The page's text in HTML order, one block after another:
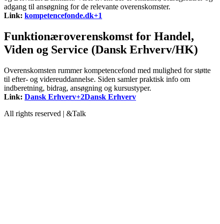
adgang til ansøgning for de relevante overenskomster.
Link: kompetencefonde.dk+1
Funktionæroverenskomst for Handel,
Viden og Service (Dansk Erhverv/HK)
Overenskomsten rummer kompetencefond med mulighed for støtte
til efter- og videreuddannelse. Siden samler praktisk info om
indberetning, bidrag, ansøgning og kursustyper.
Link: Dansk Erhverv+2Dansk Erhverv
All rights reserved | &Talk